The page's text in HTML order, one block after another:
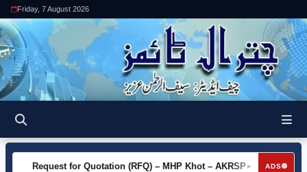
Friday, 7 August 2026
ADS
►
Request for Quotation (RFQ) – MHP Khot – AKRSP Request